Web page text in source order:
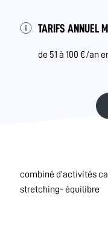
TARIFS ANNUEL
de 51 à 100 €/an
combiné d’activités
stretching- équilibre